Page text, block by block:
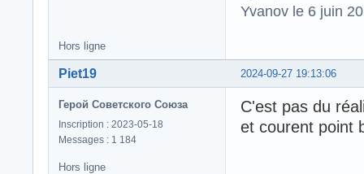
Yvanov le 6 juin
Hors ligne
2024-09-27 19:13:06
Piet19
Герой Советского Союза
Inscription : 2023-05-18
Messages : 1 184
C'est pas du
et courent point
Hors ligne